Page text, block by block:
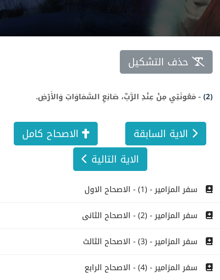
حذف التشكيل
(2)
-مَعُونَتِي مِنْ عِنْدِ الرَّبِّ، صَانِعِ السَّمَاوَاتِ وَالأَرْضِ.
الاية السابقة
الاصحاح كامل
الاية التالية
سفر المزامير - (1) - الاصحاح الاول
سفر المزامير - (2) - الاصحاح الثانى
سفر المزامير - (3) - الاصحاح الثالث
سفر المزامير - (4) - الاصحاح الرابع